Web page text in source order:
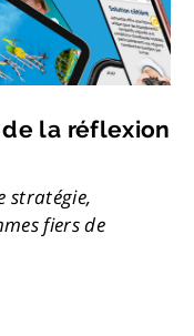
la réflexion
stratégie,
fiers de